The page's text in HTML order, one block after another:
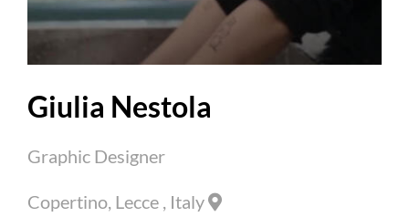
Giulia Nestola
Graphic Designer
Copertino, Lecce , Italy